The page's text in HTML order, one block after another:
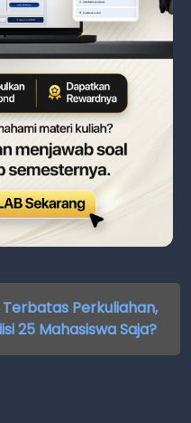
Perkuliahan,
25 Mahasiswa Saja?